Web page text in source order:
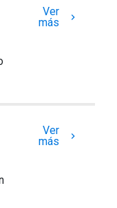
Ver
más
keyboard_arrow_right
Ver
más
keyboard_arrow_right